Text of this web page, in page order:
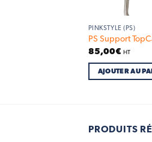
PINKSTYLE (PS)
PS Support
85,00€ HT
AJOUTER AU
PRODUITS